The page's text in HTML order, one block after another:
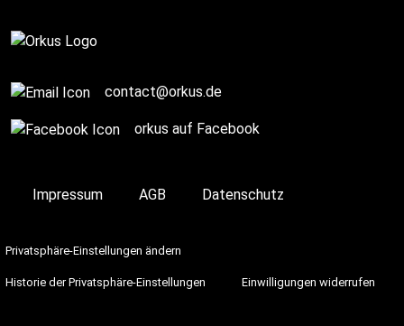
contact@orkus.de
orkus auf Facebook
Impressum AGB Datenschutz
Privatsphäre-Einstellungen ändern
Historie der Privatsphäre-Einstellungen Einwilligungen widerrufen